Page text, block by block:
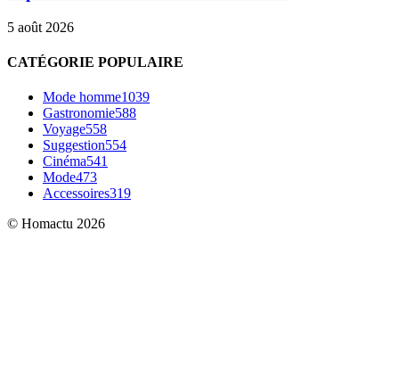
5 août 2026
CATÉGORIE POPULAIRE
Mode homme1039
Gastronomie588
Voyage558
Suggestion554
Cinéma541
Mode473
Accessoires319
© Homactu 2026